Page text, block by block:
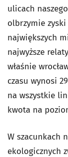
ulicach
olbrzymie zyski
największych
najwyższe
właśnie
czasu wynosi
na wszystkie
kwota na
W szacunkach
ekologicznych